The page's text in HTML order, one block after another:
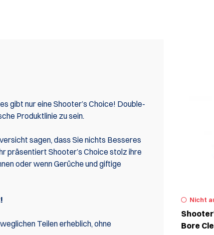
gibt nur eine Shooter’s Choice! Double-
Produktlinie zu sein.
sagen, dass Sie nichts Besseres
präsentiert Shooter’s Choice stolz ihre
oder wenn Gerüche und giftige
Teilen erheblich, ohne
Nicht
Bore